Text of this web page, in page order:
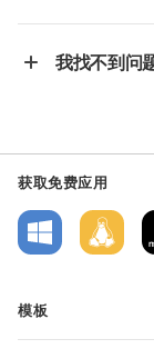
我找不到问
获取免费应用
模板